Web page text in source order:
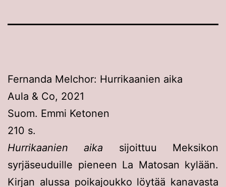
Fernanda Melchor: Hurrikaanien aika
Aula & Co, 2021
Suom. Emmi Ketonen
210 s.
Hurrikaanien aika sijoittuu Meksikon
syrjäseuduille pieneen La Matosan kylään.
Kirjan alussa poikajoukko löytää kanavasta